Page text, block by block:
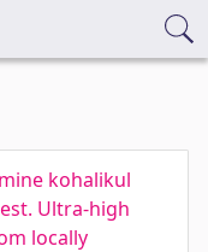
kohalikul
Ultra-high
locally